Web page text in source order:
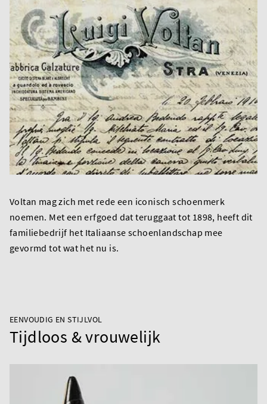
Voltan mag zich met rede een iconisch schoenmerk
noemen. Met een erfgoed dat teruggaat tot 1898, heeft dit
familiebedrijf het Italiaanse schoenlandschap mee
gevormd tot wat het nu is.
EENVOUDIG EN STIJLVOL
Tijdloos & vrouwelijk